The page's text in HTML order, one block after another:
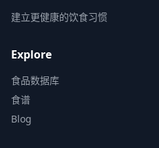
建立更健康的饮食习惯
Explore
食品数据库
食谱
Blog